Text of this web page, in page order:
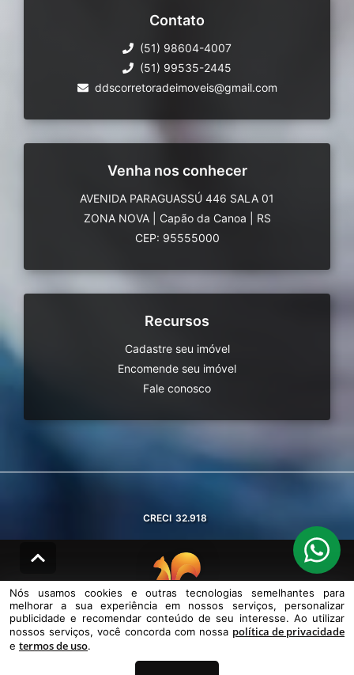
Contato
(51) 98604-4007
(51) 99535-2445
ddscorretoradeimoveis@gmail.com
Venha nos conhecer
AVENIDA PARAGUASSÚ 446 SALA 01
ZONA NOVA
Capão da Canoa
RS
CEP: 95555000
Recursos
Cadastre seu imóvel
Encomende seu imóvel
Fale conosco
CRECI 32.918
© DESENVOLVIDO PELAAGIL.NET
Nós usamos cookies e outras tecnologias semelhantes para melhorar a
sua experiência em nossos serviços, personalizar publicidade e
Nós usamos cookies e outras tecnologias semelhantes para
melhorar a sua experiência em nossos serviços, personalizar
publicidade e recomendar conteúdo de seu interesse. Ao utilizar
nossos serviços, você concorda com nossa política de privacidade
e termos de uso.